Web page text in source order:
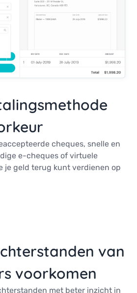
cheques, snelle en
e-cheques of virtuele
je geld terug kunt verdienen op
van
voorkomen
met beter inzicht in